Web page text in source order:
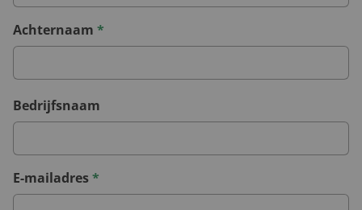
Achternaam *
Bedrijfsnaam
E-mailadres*